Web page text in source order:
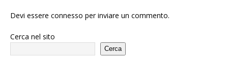
Devi essere connesso per inviare un commento.
Cerca nel sito
Cerca